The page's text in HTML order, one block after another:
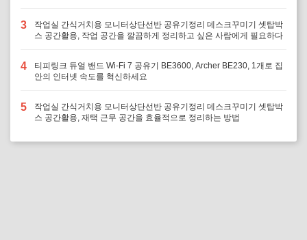
3
작업실 간식거치용 모니터상단선반 공유기정리 데스크꾸미기 셋탑박
스 공간활용, 작업 공간을 깔끔하게 정리하고 싶은 사람에게 필요하다
4
티피링크 듀얼 밴드 Wi-Fi 7 공유기 BE3600, Archer BE230, 1개로 집
안의 인터넷 속도를 혁신하세요
5
작업실 간식거치용 모니터상단선반 공유기정리 데스크꾸미기 셋탑박
스 공간활용, 재택 근무 공간을 효율적으로 정리하는 방법